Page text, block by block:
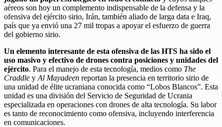
aéreos son hoy un complemento indispensable de la defensa y la
ofensiva del ejército sirio, Irán, también aliado de larga data e Iraq,
país que ya envió una 27 mil tropas a apoyar el esfuerzo de guerra
del gobierno sirio.
Un elemento interesante de esta ofensiva de las HTS ha sido el
uso masivo y efectivo de drones contra posiciones y unidades del
ejército. Para el manejo de esta tecnología, medios como The
Craddle y Al Mayadeen reportan la presencia en territorio sirio de
una unidad de élite ucraniana conocida como “Lobos Blancos”. Esta
unidad es una división del Servicio de Seguridad de Ucrania
especializada en operaciones con drones de alta tecnología. Su labor
es tanto de reconocimiento como ofensiva, incluyendo interferencia
en comunicaciones.